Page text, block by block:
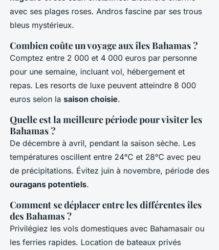
avec ses plages roses. Andros fascine par ses trous
bleus mystérieux.
Combien coûte un voyage aux îles Bahamas ?
Comptez entre 2 000 et 4 000 euros par personne
pour une semaine, incluant vol, hébergement et
repas. Les resorts de luxe peuvent atteindre 8 000
euros selon la saison choisie.
Quelle est la meilleure période pour visiter les
Bahamas ?
De décembre à avril, pendant la saison sèche. Les
températures oscillent entre 24°C et 28°C avec peu
de précipitations. Évitez juin à novembre, période des
ouragans potentiels.
Comment se déplacer entre les différentes îles
des Bahamas ?
Privilégiez les vols domestiques avec Bahamasair ou
les ferries rapides. Location de bateaux privés